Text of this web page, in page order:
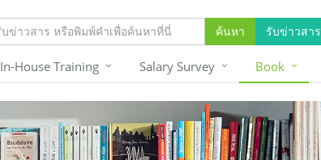
ค้นหา รับข่าวสาร
In-House Training Salary Survey Book